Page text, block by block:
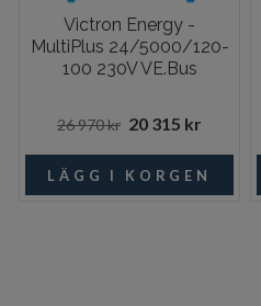
Victron Energy -
MultiPlus 24/5000/120-
100 230V VE.Bus
26 970 kr 20 315 kr